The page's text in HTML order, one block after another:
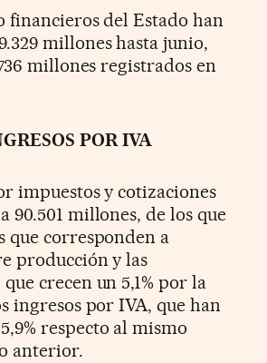
financieros del Estado han
millones hasta junio,
millones registrados en
POR IVA
impuestos y cotizaciones
90.501 millones, de los que
que corresponden a
producción y las
crecen un 5,1% por la
ingresos por IVA, que han
respecto al mismo
anterior.